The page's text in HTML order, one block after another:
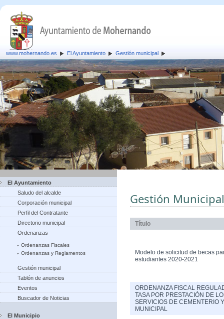
www.mohernando.es El Ayuntamiento Gestión municipal
El Ayuntamiento
Saludo del alcalde
Corporación municipal
Perfil del Contratante
Directorio municipal
Ordenanzas
Ordenanzas Fiscales
Ordenanzas y Reglamentos
Gestión municipal
Tablón de anuncios
Eventos
Buscador de Noticias
El Municipio
Gestión Municipal
Título
Modelo de solicitud de becas
estudiantes 2020-2021
ORDENANZA FISCAL
TASA POR PRESTACIÓN DE
SERVICIOS DE CEMENTERIO
MUNICIPAL